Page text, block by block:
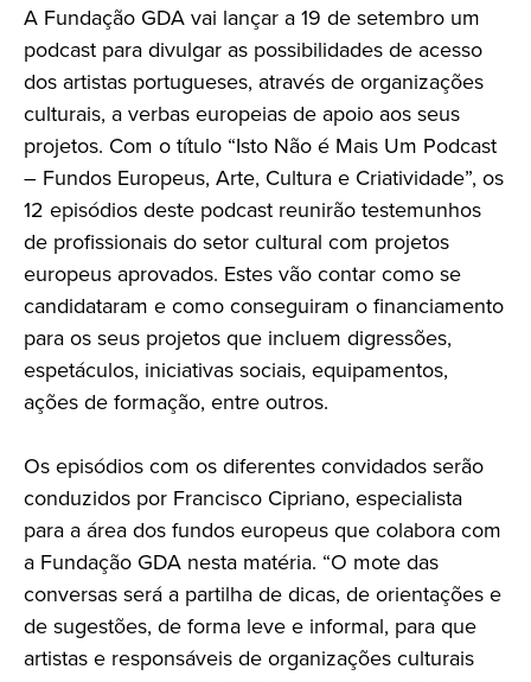
A Fundação GDA vai lançar a 19 de setembro um
podcast para divulgar as possibilidades de acesso
dos artistas portugueses, através de organizações
culturais, a verbas europeias de apoio aos seus
projetos. Com o título “Isto Não é Mais Um Podcast
– Fundos Europeus, Arte, Cultura e Criatividade”, os
12 episódios deste podcast reunirão testemunhos
de profissionais do setor cultural com projetos
europeus aprovados. Estes vão contar como se
candidataram e como conseguiram o financiamento
para os seus projetos que incluem digressões,
espetáculos, iniciativas sociais, equipamentos,
ações de formação, entre outros.
Os episódios com os diferentes convidados serão
conduzidos por Francisco Cipriano, especialista
para a área dos fundos europeus que colabora com
a Fundação GDA nesta matéria. “O mote das
conversas será a partilha de dicas, de orientações e
de sugestões, de forma leve e informal, para que
artistas e responsáveis de organizações culturais